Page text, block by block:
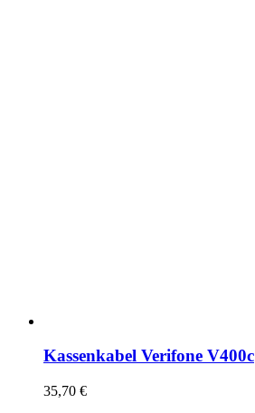
Kassenkabel Verifone V400c
35,70 €